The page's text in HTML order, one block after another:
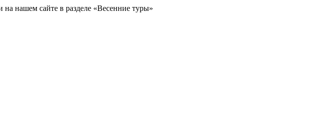
нашем сайте в разделе «Весенние туры»